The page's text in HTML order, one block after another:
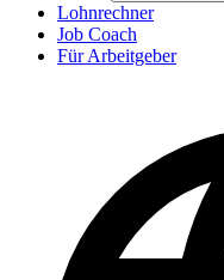
Lohnrechner
Job Coach
Für Arbeitgeber